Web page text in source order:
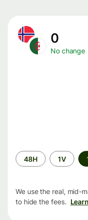
0
No change
Time
period
48H 1V
We use the real, mid-
to hide the fees.